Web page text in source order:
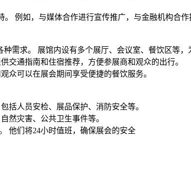
例如，与媒体合作进行宣传推广，与金融机构合作
需求。 展馆内设有多个展厅、会议室、餐饮区等，
交通指南和住宿推荐，方便参展商和观众的出行。
众可以在展会期间享受便捷的餐饮服务。
括人员安检、展品保护、消防安全等。
然灾害、公共卫生事件等。
他们将24小时值班，确保展会的安全